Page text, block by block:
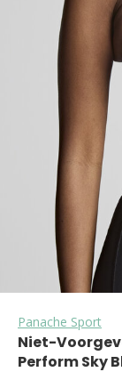
Panache Sport
Niet-
Perform Sky